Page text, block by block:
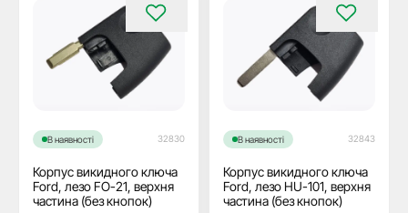
В наявності 32830
Корпус викидного ключа
Ford, лезо FO-21, верхня
частина (без кнопок)
В наявності 32843
Корпус викидного ключа
Ford, лезо HU-101, верхня
частина (без кнопок)